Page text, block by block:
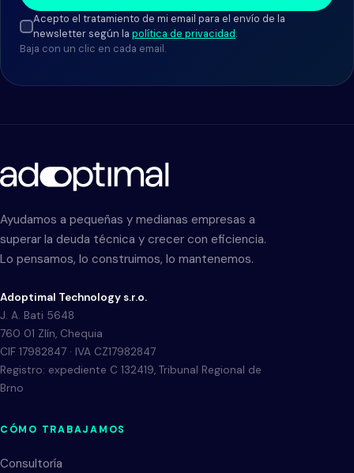
Acepto el tratamiento de mi email para el envío de la
newsletter según la política de privacidad.
Baja con un clic en cada email.
Ayudamos a pequeñas y medianas empresas a
superar la deuda técnica y crecer con eficiencia.
Lo pensamos, lo construimos, lo mantenemos.
Adoptimal Technology s.r.o.
J. A. Bati 5648
760 01 Zlín, Chequia
CIF 17982847 · IVA CZ17982847
Registro: expediente C 132419, Tribunal Regional de
Brno
CÓMO TRABAJAMOS
Consultoría